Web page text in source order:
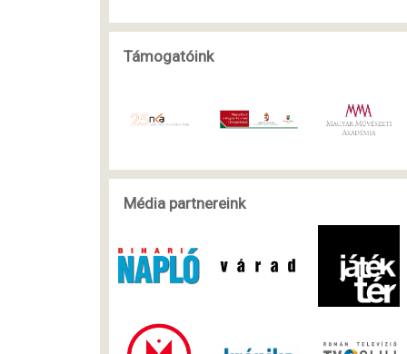
Támogatóink
Média partnereink